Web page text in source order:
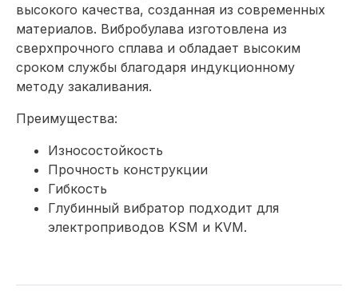
высокого качества, созданная из современных
материалов. Вибробулава изготовлена из
сверхпрочного сплава и обладает высоким
сроком службы благодаря индукционному
методу закаливания.
Преимущества:
Износостойкость
Прочность конструкции
Гибкость
Глубинный вибратор подходит для
электроприводов KSM и KVM.